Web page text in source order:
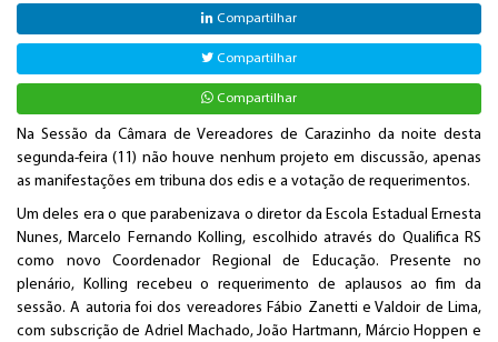
Compartilhar
Compartilhar
Compartilhar
Na Sessão da Câmara de Vereadores de Carazinho da noite desta
segunda-feira (11) não houve nenhum projeto em discussão, apenas
as manifestações em tribuna dos edis e a votação de requerimentos.
Um deles era o que parabenizava o diretor da Escola Estadual Ernesta
Nunes, Marcelo Fernando Kolling, escolhido através do Qualifica RS
como novo Coordenador Regional de Educação. Presente no
plenário, Kolling recebeu o requerimento de aplausos ao fim da
sessão. A autoria foi dos vereadores Fábio Zanetti e Valdoir de Lima,
com subscrição de Adriel Machado, João Hartmann, Márcio Hoppen e